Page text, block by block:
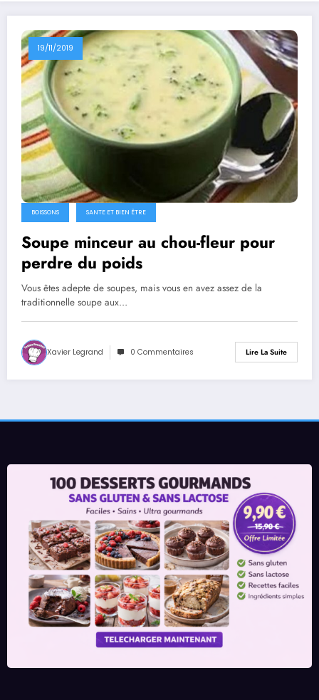
19/11/2019
BOISSONS SANTE ET BIEN ÊTRE
Soupe minceur au chou-fleur pour
perdre du poids
Vous êtes adepte de soupes, mais vous en avez assez de la
traditionnelle soupe aux…
Xavier Legrand 0 Commentaires Lire La Suite